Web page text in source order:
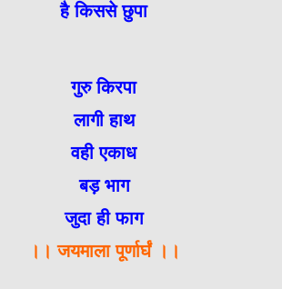
है किससे छुपा
गुरु किरपा
लागी हाथ
वही एकाध
बड़ भाग
जुदा ही फाग
।। जयमाला पूर्णार्घं ।।